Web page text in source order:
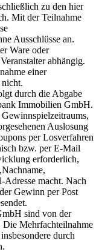
zu den hier
Mit der Teilnahme
Ausschlüsse an.
Ware oder
abhängig.
einer
durch die Abgabe
Immobilien GmbH.
Auslosung
per Losverfahren
bzw. per E-Mail
erforderlich,
macht. Nach
Gewinn per Post
sind von der
Die Mehrfachteilnahme
durch